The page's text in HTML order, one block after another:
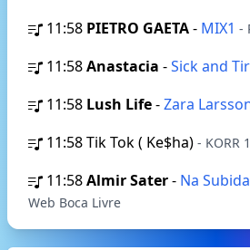
11:58 PIETRO GAETA- MIX1 -
11:58Anastacia -Sick and
11:58 Lush Life-Zara
11:58Tik Tok ( Ke$ha) - KORR
11:58Almir Sater- Na
Web Boca Livre